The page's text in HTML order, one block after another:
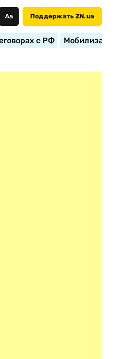
Аа Поддержать ZN.ua
с РФ